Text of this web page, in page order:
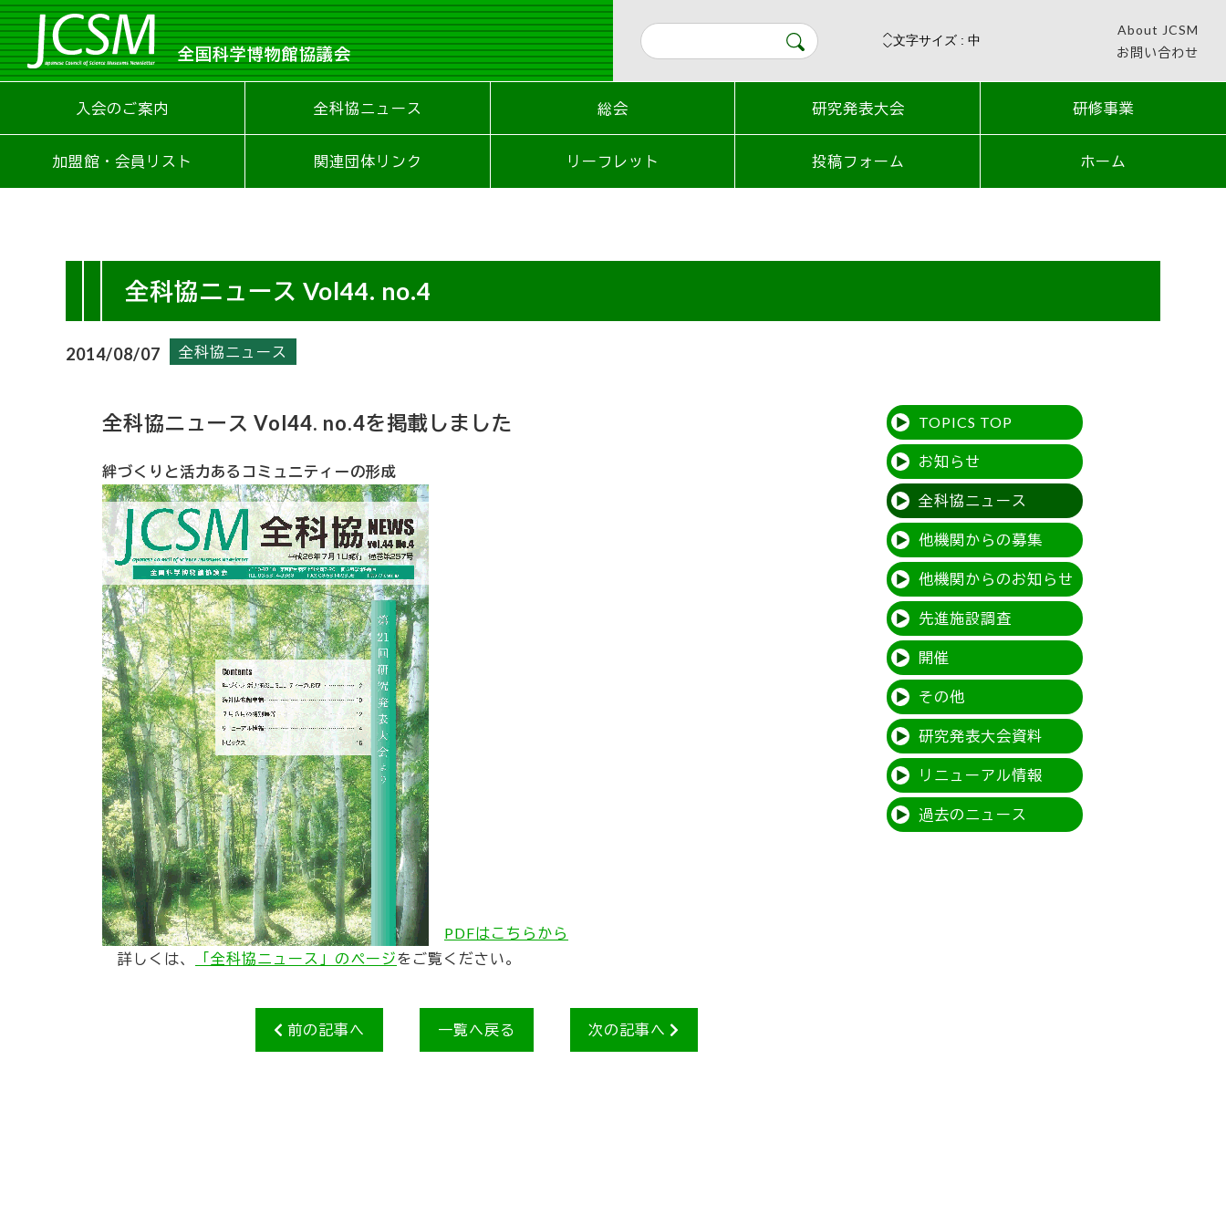
全国科学博物館協議会
About JCSM
お問い合わせ
入会のご案内 全科協ニュース 総会 研究発表大会 研修事業
加盟館・会員リスト 関連団体リンク リーフレット 投稿フォーム ホーム
全科協ニュース Vol44. no.4
2014/08/07 全科協ニュース
全科協ニュース Vol44. no.4を掲載しました
絆づくりと活力あるコミュニティーの形成
PDFはこちらから
詳しくは、
「全科協ニュース」のページをご覧ください。
前の記事へ 一覧へ戻る 次の記事へ
TOPICS TOP
お知らせ
全科協ニュース
他機関からの募集
他機関からのお知らせ
先進施設調査
開催
その他
研究発表大会資料
リニューアル情報
過去のニュース